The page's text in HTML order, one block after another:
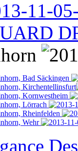
Bad Säckingen
Kirchentellinsfurt
Kornwestheim
Lörrach
Rheinfelden
Wehr